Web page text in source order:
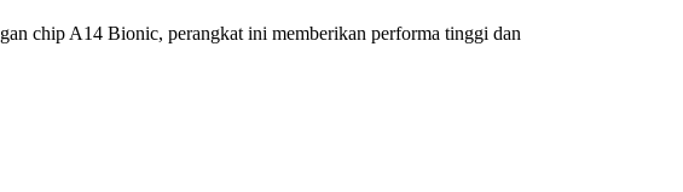
chip A14 Bionic, perangkat ini memberikan performa tinggi dan